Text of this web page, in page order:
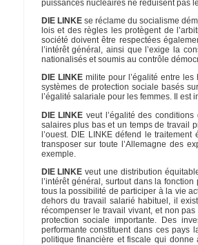
puissances nucléaires ne réduisent pas
DIE LINKEse réclame du socialisme
lois et des règles les protègent de
société doivent être respectées
l’intérêt général, ainsi que l’exige la
nationalisés et soumis au contrôle
DIE LINKEmilite pour l’égalité entre les
systèmes de protection sociale basés
l’égalité salariale pour les femmes. Il
DIE LINKE veut l’égalité des
salaires plus bas et un temps de travail
l’ouest. DIE LINKE défend le
transposer sur toute l’Allemagne des
exemple.
DIE LINKE veut une distribution
l’intérêt général, surtout dans la
tous la possibilité de participer à la vie
dehors du travail salarié habituel, il
récompenser le travail vivant, et non
protection sociale importante. Des
performante constituent dans ces pays
politique financière et fiscale qui